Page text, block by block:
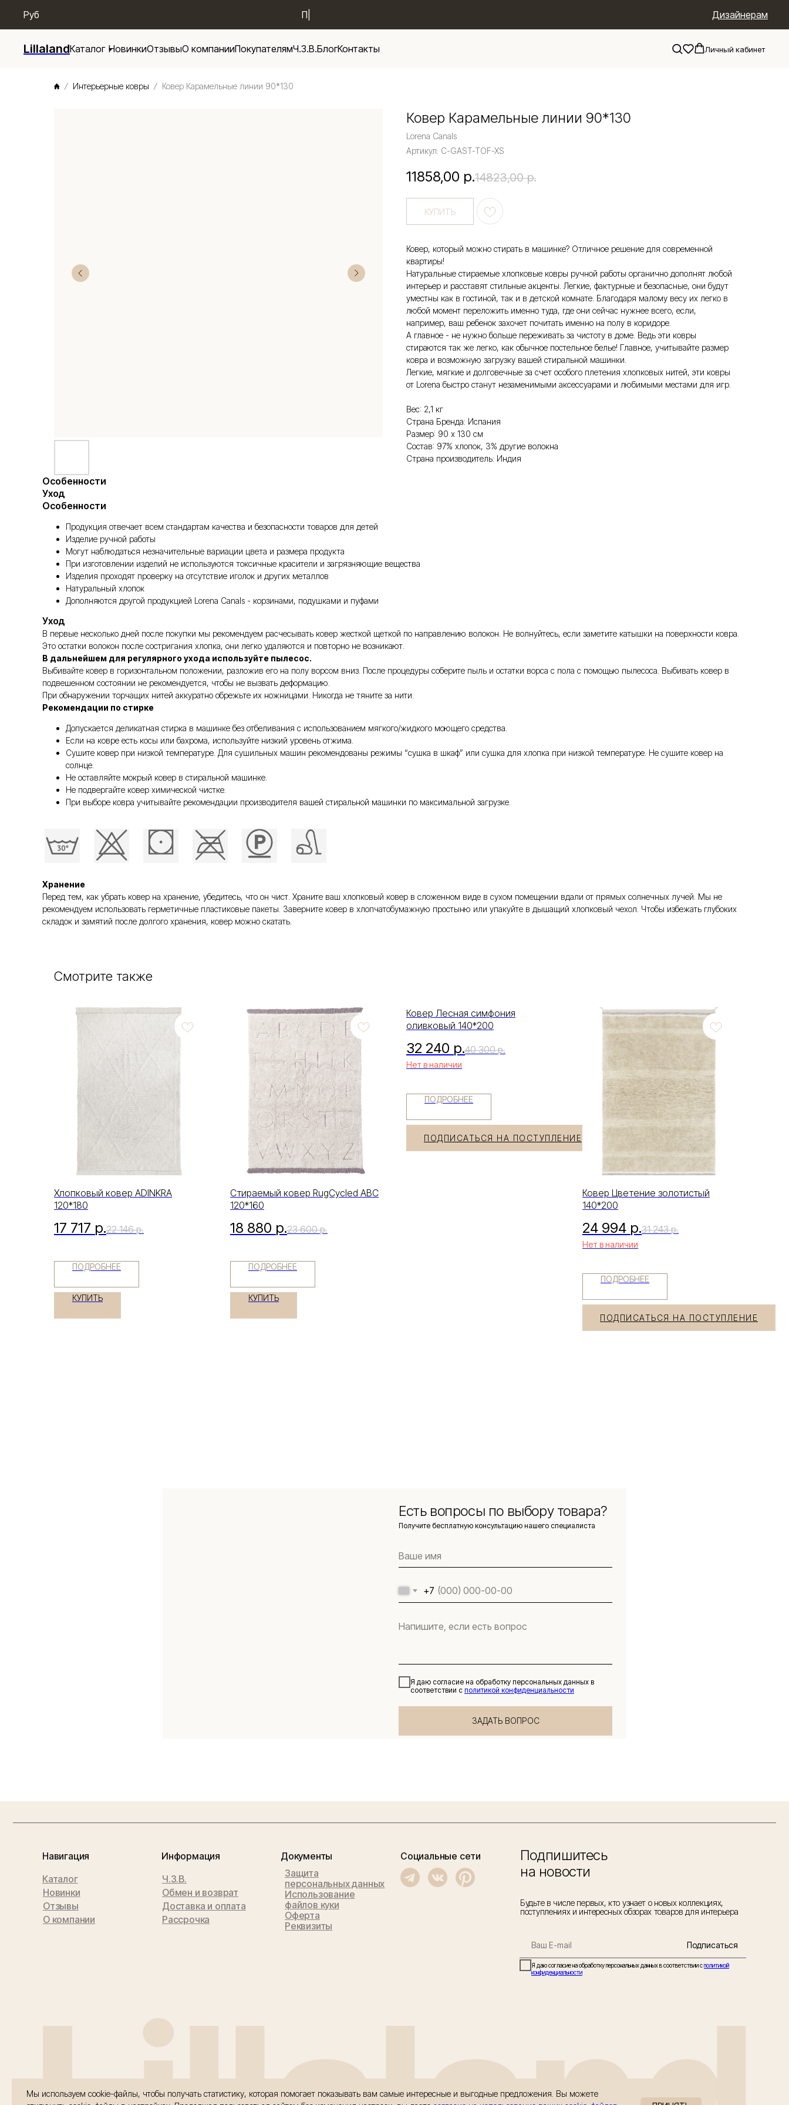
Дизайнерам
Новые поступле
Руб
LillalandКаталог НовинкиОтзывыО компанииПокупателямЧ.З.В.БлогКонтакты Личный кабинет
Интерьерные ковры Ковер Карамельные линии 90*130
Ковер Карамельные линии 90*130
Lorena Canals
Артикул: C-GAST-TOF-XS
11858,00 р.14823,00 р.
КУПИТЬ
Ковер, который можно стирать в машинке? Отличное решение для современной
квартиры!
Натуральные стираемые хлопковые ковры ручной работы органично дополнят любой
интерьер и расставят стильные акценты. Легкие, фактурные и безопасные, они будут
уместны как в гостиной, так и в детской комнате. Благодаря малому весу их легко в
любой момент переложить именно туда, где они сейчас нужнее всего, если,
например, ваш ребенок захочет почитать именно на полу в коридоре.
А главное - не нужно больше переживать за чистоту в доме. Ведь эти ковры
стираются так же легко, как обычное постельное белье! Главное, учитывайте размер
ковра и возможную загрузку вашей стиральной машинки.
Легкие, мягкие и долговечные за счет особого плетения хлопковых нитей, эти ковры
от Lorena быстро станут незаменимыми аксессуарами и любимыми местами для игр.
Вес: 2,1 кг
Страна Бренда: Испания
Размер: 90 х 130 см
Состав: 97% хлопок, 3% другие волокна
Страна производитель: Индия
Особенности
Уход
Особенности
Продукция отвечает всем стандартам качества и безопасности товаров для детей
Изделие ручной работы
Могут наблюдаться незначительные вариации цвета и размера продукта
При изготовлении изделий не используются токсичные красители и загрязняющие вещества
Изделия проходят проверку на отсутствие иголок и других металлов
Натуральный хлопок
Дополняются другой продукцией Lorena Canals - корзинами, подушками и пуфами
Уход
В первые несколько дней после покупки мы рекомендуем расчесывать ковер жесткой щеткой по направлению волокон. Не волнуйтесь, если заметите катышки на поверхности ковра.
Это остатки волокон после состригания хлопка, они легко удаляются и повторно не возникают.
В дальнейшем для регулярного ухода используйте пылесос.
Выбивайте ковер в горизонтальном положении, разложив его на полу ворсом вниз. После процедуры соберите пыль и остатки ворса с пола с помощью пылесоса. Выбивать ковер в
подвешенном состоянии не рекомендуется, чтобы не вызвать деформацию.
При обнаружении торчащих нитей аккуратно обрежьте их ножницами. Никогда не тяните за нити.
Рекомендации по стирке
Допускается деликатная стирка в машинке без отбеливания с использованием мягкого/жидкого моющего средства.
Если на ковре есть косы или бахрома, используйте низкий уровень отжима.
Сушите ковер при низкой температуре. Для сушильных машин рекомендованы режимы “сушка в шкаф” или сушка для хлопка при низкой температуре. Не сушите ковер на
солнце.
Не оставляйте мокрый ковер в стиральной машинке.
Не подвергайте ковер химической чистке.
При выборе ковра учитывайте рекомендации производителя вашей стиральной машинки по максимальной загрузке.
Хранение
Перед тем, как убрать ковер на хранение, убедитесь, что он чист. Храните ваш хлопковый ковер в сложенном виде в сухом помещении вдали от прямых солнечных лучей. Мы не
рекомендуем использовать герметичные пластиковые пакеты. Заверните ковер в хлопчатобумажную простыню или упакуйте в дышащий хлопковый чехол. Чтобы избежать глубоких
складок и замятий после долгого хранения, ковер можно скатать.
Смотрите также
Хлопковый ковер ADINKRA
120*180
17 717 р.22 146 р.
ПОДРОБНЕЕ
КУПИТЬ
Стираемый ковер RugCycled ABC
120*160
18 880 р.23 600 р.
ПОДРОБНЕЕ
КУПИТЬ
Ковер Лесная симфония
оливковый 140*200
32 240 р.40 300 р.
Нет в наличии
ПОДРОБНЕЕ
ПОДПИСАТЬСЯ НА ПОСТУПЛЕНИЕ
Ковер Цветение золотистый
140*200
24 994 р.31 243 р.
Нет в наличии
ПОДРОБНЕЕ
ПОДПИСАТЬСЯ НА ПОСТУПЛЕНИЕ
+7
Я даю согласие на обработку персональных данных в
соответствии с политикой конфиденциальности
ЗАДАТЬ ВОПРОС
Получите бесплатную консультацию нашего специалиста
Есть вопросы по выбору товара?
Подпишитесь
на новости
Будьте в числе первых, кто узнает о новых коллекциях,
поступлениях и интересных обзорах товаров для интерьера
Я даю согласие на обработку персональных данных в соответствии сполитикой
конфиденциальности
Подписаться
Навигация
Реквизиты
Оферта
Использование
файлов куки
Защита
персональных данных
Рассрочка
Доставка и оплата
Обмен и возврат
Ч.З.В.
Новинки
Отзывы
О компании
Каталог
Информация Документы Социальные сети
Мы используем cookie-файлы, чтобы получать статистику, которая помогает показывать вам самые интересные и выгодные предложения. Вы можете